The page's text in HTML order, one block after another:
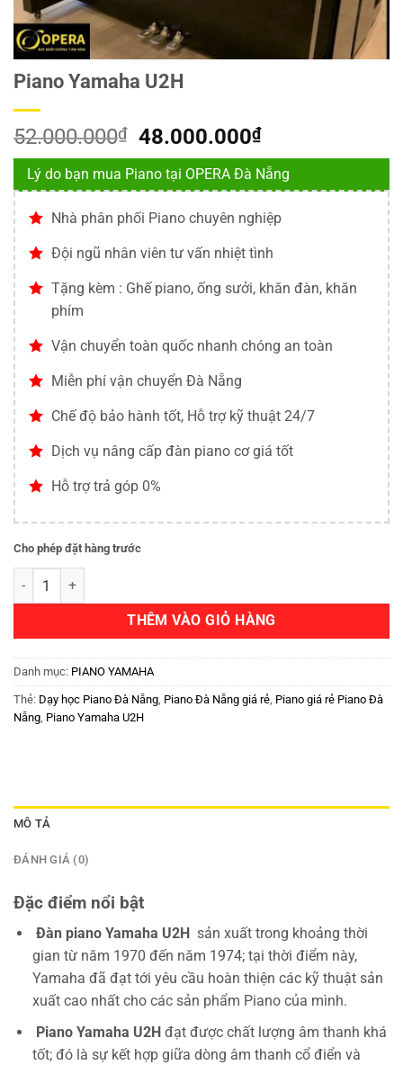
Piano Yamaha U2H
52.000.000₫
Giá
gốc
là:
52.000.000₫.
48.000.000₫Giá
hiện
tại
là:
48.000.000₫.
Lý do bạn mua Piano tại OPERA Đà Nẵng
Nhà phân phối Piano chuyên nghiệp
Đội ngũ nhân viên tư vấn nhiệt tình
Tặng kèm : Ghế piano, ống sưởi, khăn đàn, khăn
phím
Vận chuyển toàn quốc nhanh chóng an toàn
Miễn phí vận chuyển Đà Nẵng
Chế độ bảo hành tốt, Hỗ trợ kỹ thuật 24/7
Dịch vụ nâng cấp đàn piano cơ giá tốt
Hỗ trợ trả góp 0%
Cho phép đặt hàng trước
THÊM VÀO GIỎ HÀNG
Danh mục: PIANO YAMAHA
Thẻ: Dạy học Piano Đà Nẵng, Piano Đà Nẵng giá rẻ, Piano giá rẻ Piano Đà
Nẵng, Piano Yamaha U2H
MÔ TẢ
ĐÁNH GIÁ (0)
Đặc điểm nổi bật
Đàn piano Yamaha U2H sản xuất trong khoảng thời
gian từ năm 1970 đến năm 1974; tại thời điểm này,
Yamaha đã đạt tới yêu cầu hoàn thiện các kỹ thuật sản
xuất cao nhất cho các sản phẩm Piano của mình.
Piano Yamaha U2H đạt được chất lượng âm thanh khá
tốt; đó là sự kết hợp giữa dòng âm thanh cổ điển và